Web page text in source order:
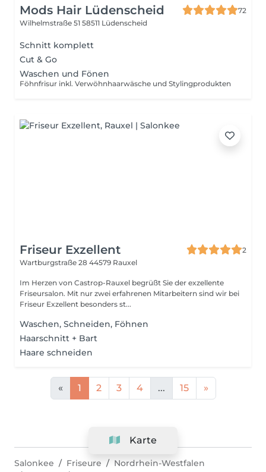
Mods Hair Lüdenscheid
72
Wilhelmstraße 51 58511 Lüdenscheid
Schnitt komplett
Cut & Go
Waschen und Fönen
Föhnfrisur inkl. Verwöhnhaarwäsche und Stylingprodukten
Friseur Exzellent
2
Wartburgstraße 28 44579 Rauxel
Im Herzen von Castrop-Rauxel begrüßt Sie der exzellente
Friseursalon. Mit nur zwei erfahrenen Mitarbeitern sind wir bei
Friseur Exzellent besonders st...
Waschen, Schneiden, Föhnen
Haarschnitt + Bart
Haare schneiden
« 1 2 3 4 ... 15 »
Karte
Salonkee Friseure
Nordrhein-Westfalen